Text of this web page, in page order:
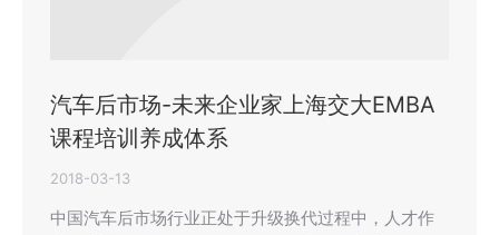
汽车后市场-未来企业家上海交大EMBA
课程培训养成体系
2018-03-13
中国汽车后市场行业正处于升级换代过程中，人才作